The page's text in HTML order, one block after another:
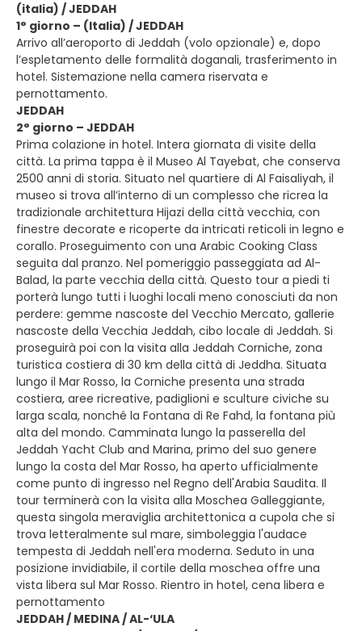
(italia) / JEDDAH
1° giorno – (Italia) / JEDDAH
Arrivo all’aeroporto di Jeddah (volo opzionale) e, dopo
l’espletamento delle formalità doganali, trasferimento in
hotel. Sistemazione nella camera riservata e
pernottamento.
JEDDAH
2° giorno – JEDDAH
Prima colazione in hotel. Intera giornata di visite della
città. La prima tappa è il Museo Al Tayebat, che conserva
2500 anni di storia. Situato nel quartiere di Al Faisaliyah, il
museo si trova all’interno di un complesso che ricrea la
tradizionale architettura Hijazi della città vecchia, con
finestre decorate e ricoperte da intricati reticoli in legno e
corallo. Proseguimento con una Arabic Cooking Class
seguita dal pranzo. Nel pomeriggio passeggiata ad Al-
Balad, la parte vecchia della città. Questo tour a piedi ti
porterà lungo tutti i luoghi locali meno conosciuti da non
perdere: gemme nascoste del Vecchio Mercato, gallerie
nascoste della Vecchia Jeddah, cibo locale di Jeddah. Si
proseguirà poi con la visita alla Jeddah Corniche, zona
turistica costiera di 30 km della città di Jeddha. Situata
lungo il Mar Rosso, la Corniche presenta una strada
costiera, aree ricreative, padiglioni e sculture civiche su
larga scala, nonché la Fontana di Re Fahd, la fontana più
alta del mondo. Camminata lungo la passerella del
Jeddah Yacht Club and Marina, primo del suo genere
lungo la costa del Mar Rosso, ha aperto ufficialmente
come punto di ingresso nel Regno dell'Arabia Saudita. Il
tour terminerà con la visita alla Moschea Galleggiante,
questa singola meraviglia architettonica a cupola che si
trova letteralmente sul mare, simboleggia l'audace
tempesta di Jeddah nell'era moderna. Seduto in una
posizione invidiabile, il cortile della moschea offre una
vista libera sul Mar Rosso. Rientro in hotel, cena libera e
pernottamento
JEDDAH / MEDINA / AL-‘ULA